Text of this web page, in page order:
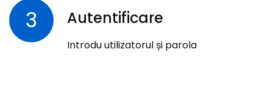
3 Autentificare
Introdu utilizatorul și parola